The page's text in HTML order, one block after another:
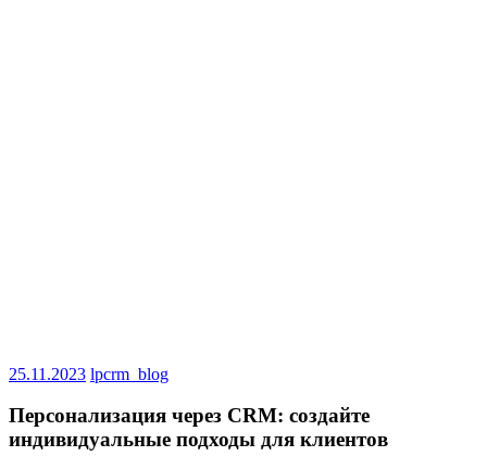
25.11.2023 lpcrm_blog
Персонализация через CRM: создайте
индивидуальные подходы для клиентов